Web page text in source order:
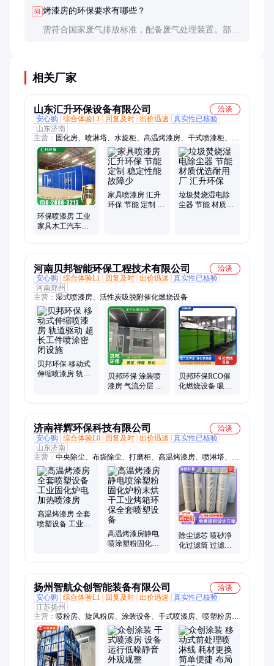
问 烤漆房的环保要求有哪些？
需符合国家废气排放标准，配备废气处理装置。部分
相关厂家
山东汇升环保设备有限公司
洽谈
安心购
综合体验L1 回复及时 出价迅速
真实性已核验
山东济南
主营： 固化房、喷淋塔、水旋柜、高温烤漆房、干式喷漆柜、家
具喷烤漆房、汽车喷烤漆房、喷漆房、工业高温烤漆房、除尘设
备、袋除尘器、焊烟除尘器、脉冲吸尘器、喷塑回收机、移动伸
缩房、电捕焦油器、静电除尘器、空气净化设备、活性炭环保
箱、催化燃烧设备、工业喷涂设备、静电喷塑设备、催化燃烧一
体机、高温房、除尘器
环保喷漆房 工业
家具木工汽车专
家具喷漆房 汇升
环保 节能 定制 稳
垃圾焚烧湿电除
尘器 节能 材质优
河南贝邦智能环保工程技术有限公司
洽谈
安心购
综合体验L1 回复及时 出价迅速
真实性已核验
河南郑州
主营： 湿式喷漆房、活性炭吸脱附催化燃烧设备
贝邦环保 移动式
伸缩喷漆房 轨道
贝邦环保 涂装喷
漆房 气流分层 表
贝邦环保RCO催
化燃烧设备 吸附
济南祥辉环保科技有限公司
洽谈
安心购
综合体验L0 回复及时 出价迅速
真实性已核验
山东济南
主营： 中央除尘、布袋除尘、打磨柜、高温烤漆房、喷淋塔、环
保设备
高温烤漆房 全套
喷塑设备 工业固
高温烤漆房静电
喷涂塑粉固化炉
除尘滤芯 喷砂净
化过滤筒 过滤粉
扬州智航众创智能装备有限公司
洽谈
安心购
综合体验L1 回复及时 出价迅速
真实性已核验
江苏扬州
主营： 喷粉房、旋风粉房、涂装设备、干式喷漆房、喷塑粉房、
前处理线、喷淋流水线、自动喷粉线、喷粉流水线、处理喷淋
线、大旋风滤芯、涂装电泳线、回收喷塑房、喷粉生产线、表面
处理设备、前处理生产线、二级回收系统、逆流漂洗技术、家电
外壳喷粉线、积放输送平移线、喷粉涂装流水线、粉末喷涂生产